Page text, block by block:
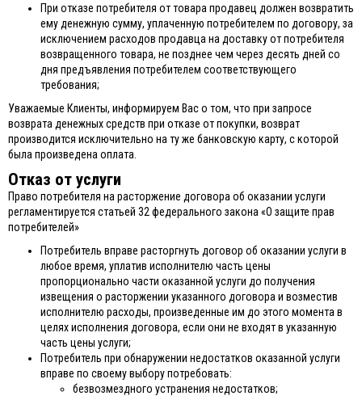
При отказе потребителя от товара продавец должен возвратить
ему денежную сумму, уплаченную потребителем по договору, за
исключением расходов продавца на доставку от потребителя
возвращенного товара, не позднее чем через десять дней со
дня предъявления потребителем соответствующего
требования;
Уважаемые Клиенты, информируем Вас о том, что при запросе
возврата денежных средств при отказе от покупки, возврат
производится исключительно на ту же банковскую карту, с которой
была произведена оплата.
Отказ от услуги
Право потребителя на расторжение договора об оказании услуги
регламентируется статьей 32 федерального закона «О защите прав
потребителей»
Потребитель вправе расторгнуть договор об оказании услуги в
любое время, уплатив исполнителю часть цены
пропорционально части оказанной услуги до получения
извещения о расторжении указанного договора и возместив
исполнителю расходы, произведенные им до этого момента в
целях исполнения договора, если они не входят в указанную
часть цены услуги;
Потребитель при обнаружении недостатков оказанной услуги
вправе по своему выбору потребовать:
безвозмездного устранения недостатков;